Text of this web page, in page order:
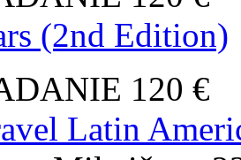
(2nd Edition)
120 €
Latin